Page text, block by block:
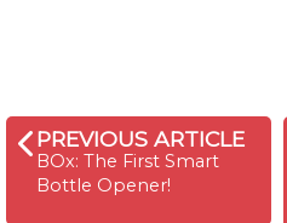
PREVIOUS ARTICLE
BOx: The First Smart
Bottle Opener!